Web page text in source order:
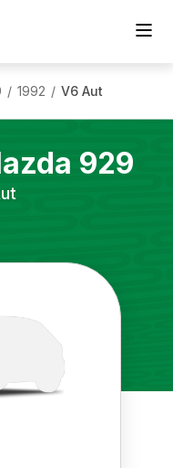
/ 1992 / V6 Aut
929